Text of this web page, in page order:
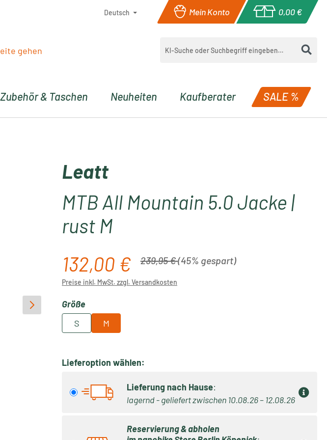
Deutsch Mein Konto 0,00 €
Warenkorb
Zubehör & Taschen Neuheiten Kaufberater SALE %
Leatt
MTB All Mountain 5.0 Jacke |
rust M
Verkaufspreis:
132,00 € Regulärer Preis:
239,95 €(45% gespart)
Preise inkl. MwSt. zzgl. Versandkosten
Größeauswählen
S
M
Lieferoption wählen:
Lieferung nach Hause:
lagernd - geliefert zwischen 10.08.26 – 12.08.26
Reservierung & abholen